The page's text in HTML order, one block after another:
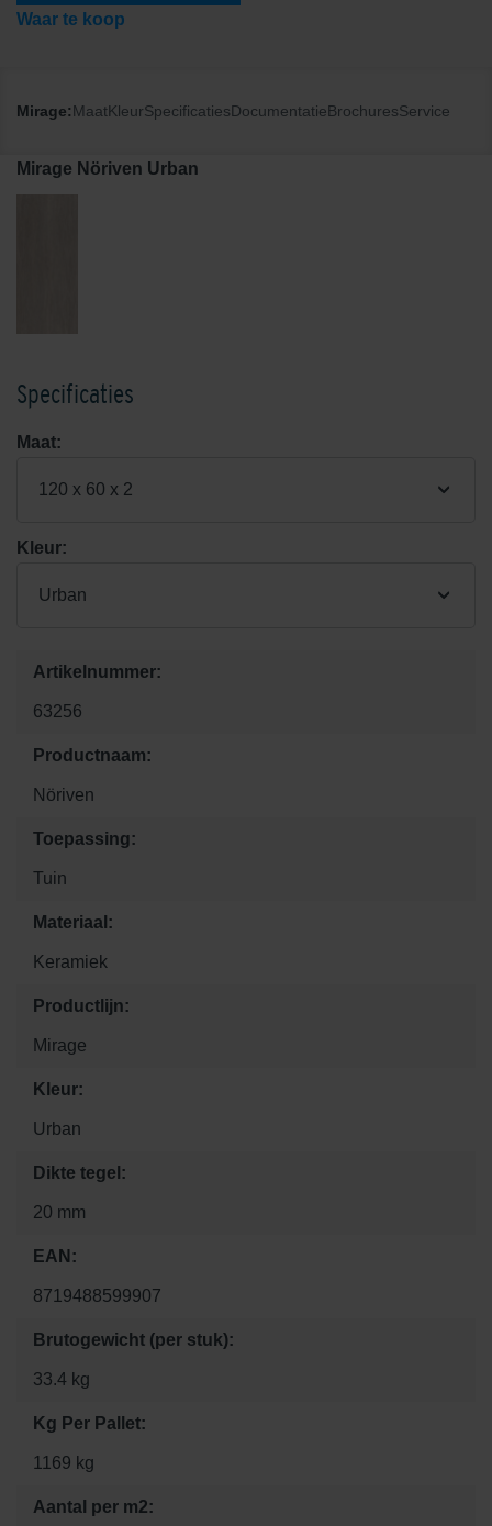
Waar te koop
Mirage:MaatKleurSpecificatiesDocumentatieBrochuresService
Mirage Nöriven Urban
Specificaties
Maat:
120 x 60 x 2
Kleur:
Urban
Artikelnummer:
63256
Productnaam:
Nöriven
Toepassing:
Tuin
Materiaal:
Keramiek
Productlijn:
Mirage
Kleur:
Urban
Dikte tegel:
20 mm
EAN:
8719488599907
Brutogewicht (per stuk):
33.4 kg
Kg Per Pallet:
1169 kg
Aantal per m2: